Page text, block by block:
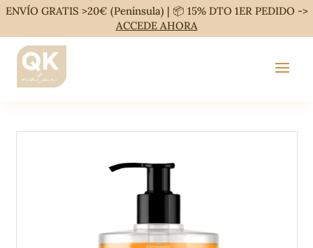
ENVÍO GRATIS >20€ (Península) | 📦 15% DTO 1ER PEDIDO ->
ACCEDE AHORA